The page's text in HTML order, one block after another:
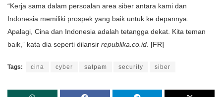
“Kerja sama dalam persoalan area siber antara kami dan
Indonesia memiliki prospek yang baik untuk ke depannya.
Apalagi, Cina dan Indonesia adalah tetangga dekat. Kita teman
baik,” kata dia seperti dilansir republika.co.id. [FR]
Tags: cina cyber satpam security siber